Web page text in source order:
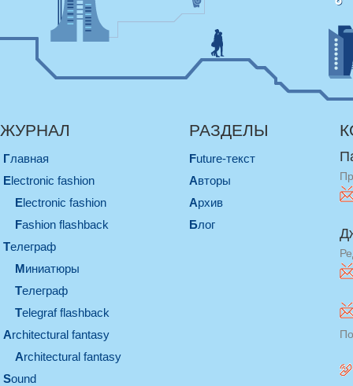
ЖУРНАЛ
Главная
electronic fashion
electronic fashion
Fashion flashback
телеграф
миниатюры
телеграф
Telegraf flashback
architectural fantasy
architectural fantasy
sound
РАЗДЕЛЫ
Future-текст
Авторы
Архив
Блог